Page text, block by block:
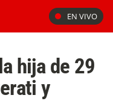
EN VIVO
hija de 29
y